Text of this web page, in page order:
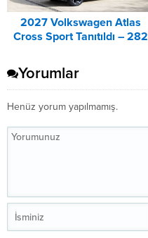
2027 Volkswagen Atlas
Cross Sport Tanıtıldı – 282
Yorumlar
Henüz yorum yapılmamış.